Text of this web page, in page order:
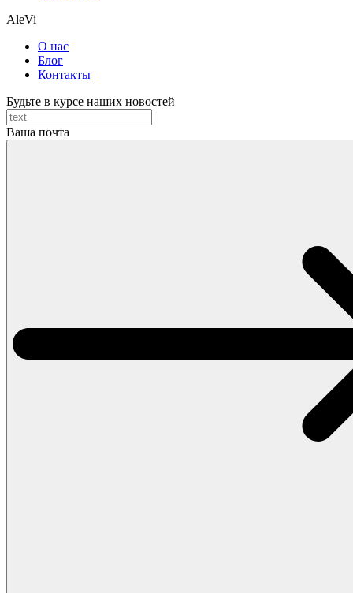
AleVi
О нас
Блог
Контакты
Будьте в курсе наших новостей
Ваша почта